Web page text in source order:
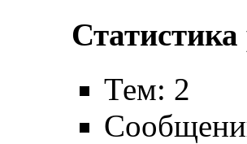
Статистика
Тем: 2